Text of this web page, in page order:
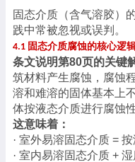
固态介质（含气溶胶）
践中常被忽视或误判。
4.1 固态介质腐蚀的核心逻
条文说明第80页的关键
筑材料产生腐蚀，腐蚀
溶和难溶的固体基本上
体按液态介质进行腐蚀
这意味着：
· 室外易溶固态介质 = 按
· 室内易溶固态介质 +